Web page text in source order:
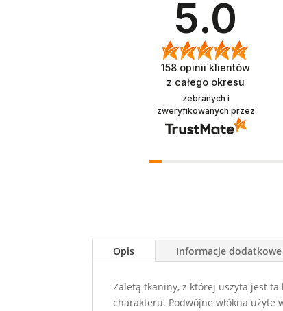
5.0
158 opinii klientów
z całego okresu
zebranych i
zweryfikowanych przez
Opis Informacje dodatkowe
Zaletą tkaniny, z której uszyta jest
charakteru. Podwójne włókna użyte